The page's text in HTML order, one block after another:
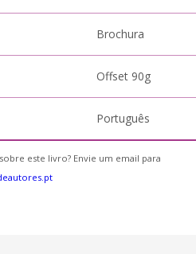
Brochura
Offset 90g
Português
este livro? Envie um email para